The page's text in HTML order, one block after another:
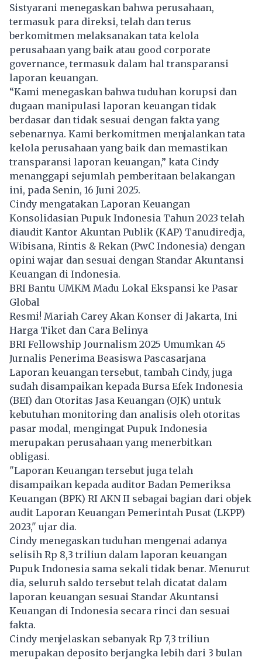
Sistyarani menegaskan bahwa perusahaan,
termasuk para direksi, telah dan terus
berkomitmen melaksanakan tata kelola
perusahaan yang baik atau good corporate
governance, termasuk dalam hal transparansi
laporan keuangan.
“Kami menegaskan bahwa tuduhan korupsi dan
dugaan manipulasi laporan keuangan tidak
berdasar dan tidak sesuai dengan fakta yang
sebenarnya. Kami berkomitmen menjalankan tata
kelola perusahaan yang baik dan memastikan
transparansi laporan keuangan,” kata Cindy
menanggapi sejumlah pemberitaan belakangan
ini, pada Senin, 16 Juni 2025.
Cindy mengatakan Laporan Keuangan
Konsolidasian Pupuk Indonesia Tahun 2023 telah
diaudit Kantor Akuntan Publik (KAP) Tanudiredja,
Wibisana, Rintis & Rekan (PwC Indonesia) dengan
opini wajar dan sesuai dengan Standar Akuntansi
Keuangan di Indonesia.
BRI Bantu UMKM Madu Lokal Ekspansi ke Pasar
Global
Resmi! Mariah Carey Akan Konser di Jakarta, Ini
Harga Tiket dan Cara Belinya
BRI Fellowship Journalism 2025 Umumkan 45
Jurnalis Penerima Beasiswa Pascasarjana
Laporan keuangan tersebut, tambah Cindy, juga
sudah disampaikan kepada Bursa Efek Indonesia
(BEI) dan Otoritas Jasa Keuangan (OJK) untuk
kebutuhan monitoring dan analisis oleh otoritas
pasar modal, mengingat Pupuk Indonesia
merupakan perusahaan yang menerbitkan
obligasi.
"Laporan Keuangan tersebut juga telah
disampaikan kepada auditor Badan Pemeriksa
Keuangan (BPK) RI AKN II sebagai bagian dari objek
audit Laporan Keuangan Pemerintah Pusat (LKPP)
2023," ujar dia.
Cindy menegaskan tuduhan mengenai adanya
selisih Rp 8,3 triliun dalam laporan keuangan
Pupuk Indonesia sama sekali tidak benar. Menurut
dia, seluruh saldo tersebut telah dicatat dalam
laporan keuangan sesuai Standar Akuntansi
Keuangan di Indonesia secara rinci dan sesuai
fakta.
Cindy menjelaskan sebanyak Rp 7,3 triliun
merupakan deposito berjangka lebih dari 3 bulan